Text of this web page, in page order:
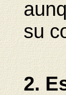
su
2.